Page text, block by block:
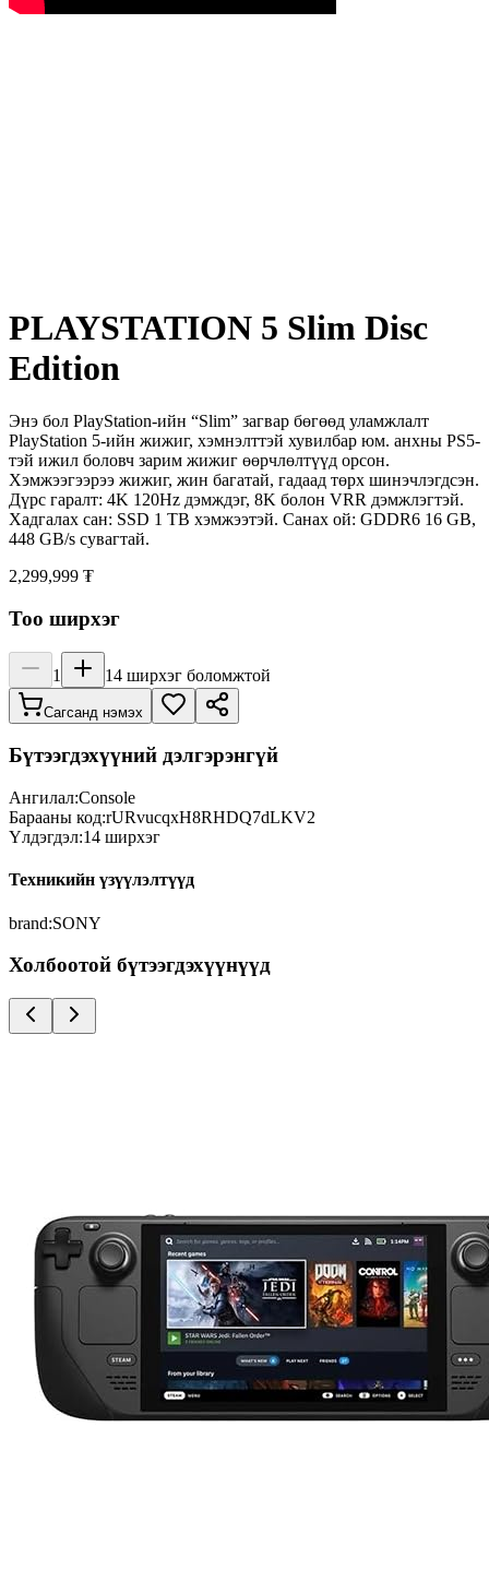
PLAYSTATION 5 Slim Disc
Edition
Энэ бол PlayStation-ийн “Slim” загвар бөгөөд уламжлалт
PlayStation 5-ийн жижиг, хэмнэлттэй хувилбар юм. анхны PS5-
тэй ижил боловч зарим жижиг өөрчлөлтүүд орсон.
Хэмжээгээрээ жижиг, жин багатай, гадаад төрх шинэчлэгдсэн.
Дүрс гаралт: 4K 120Hz дэмждэг, 8K болон VRR дэмжлэгтэй.
Хадгалах сан: SSD 1 TB хэмжээтэй. Санах ой: GDDR6 16 GB,
448 GB/s сувагтай.
2,299,999 ₮
Тоо ширхэг
1 14 ширхэг боломжтой
Сагсанд нэмэх
Бүтээгдэхүүний дэлгэрэнгүй
Ангилал:Console
Барааны код:rURvucqxH8RHDQ7dLKV2
Үлдэгдэл:14 ширхэг
Техникийн үзүүлэлтүүд
brand:SONY
Холбоотой бүтээгдэхүүнүүд